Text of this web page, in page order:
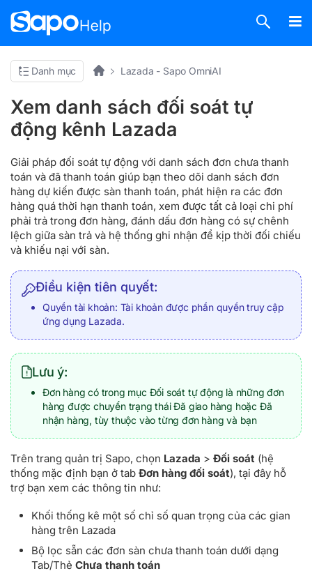
Danh mục Lazada - Sapo OmniAI
Xem danh sách đối soát tự
động kênh Lazada
Giải pháp đối soát tự động với danh sách đơn chưa thanh
toán và đã thanh toán giúp bạn theo dõi danh sách đơn
hàng dự kiến được sàn thanh toán, phát hiện ra các đơn
hàng quá thời hạn thanh toán, xem được tất cả loại chi phí
phải trả trong đơn hàng, đánh dấu đơn hàng có sự chênh
lệch giữa sàn trả và hệ thống ghi nhận để kịp thời đối chiếu
và khiếu nại với sàn.
Điều kiện tiên quyết:
Quyền tài khoản: Tài khoản được phần quyền truy cập
ứng dụng Lazada.
Lưu ý:
Đơn hàng có trong mục Đối soát tự động là những đơn
hàng được chuyển trạng thái Đã giao hàng hoặc Đã
nhận hàng, tùy thuộc vào từng đơn hàng và bạn
Trên trang quản trị Sapo, chọn Lazada > Đối soát (hệ
thống mặc định bạn ở tab Đơn hàng đối soát), tại đây hỗ
trợ bạn xem các thông tin như:
Khối thống kê một số chỉ số quan trọng của các gian
hàng trên Lazada
Bộ lọc sẵn các đơn sàn chưa thanh toán dưới dạng
Tab/Thẻ Chưa thanh toán